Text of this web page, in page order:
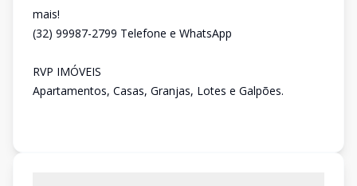
mais!
(32) 99987-2799 Telefone e WhatsApp
RVP IMÓVEIS
Apartamentos, Casas, Granjas, Lotes e Galpões.